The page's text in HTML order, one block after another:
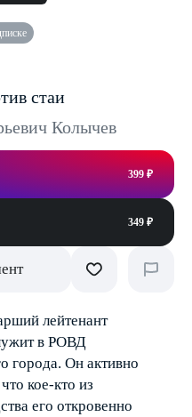
стаи
Колычев
399 ₽
349 ₽
лейтенант
в РОВД
города. Он активно
кое-кто из
его откровенно